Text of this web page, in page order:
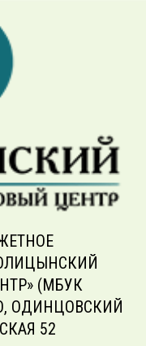
(МБУК
ОДИНЦОВСКИЙ
52